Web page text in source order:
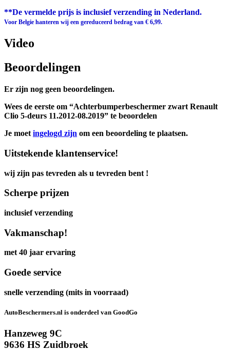
**De vermelde prijs is inclusief verzending in Nederland.
Voor Belgie hanteren wij een gereduceerd bedrag van € 6,99.
Video
Beoordelingen
Er zijn nog geen beoordelingen.
Wees de eerste om “Achterbumperbeschermer zwart Renault
Clio 5-deurs 11.2012-08.2019” te beoordelen
Je moet ingelogd zijn om een beoordeling te plaatsen.
Uitstekende klantenservice!
wij zijn pas tevreden als u tevreden bent !
Scherpe prijzen
inclusief verzending
Vakmanschap!
met 40 jaar ervaring
Goede service
snelle verzending (mits in voorraad)
AutoBeschermers.nl is onderdeel van GoodGo
Hanzeweg 9C
9636 HS Zuidbroek